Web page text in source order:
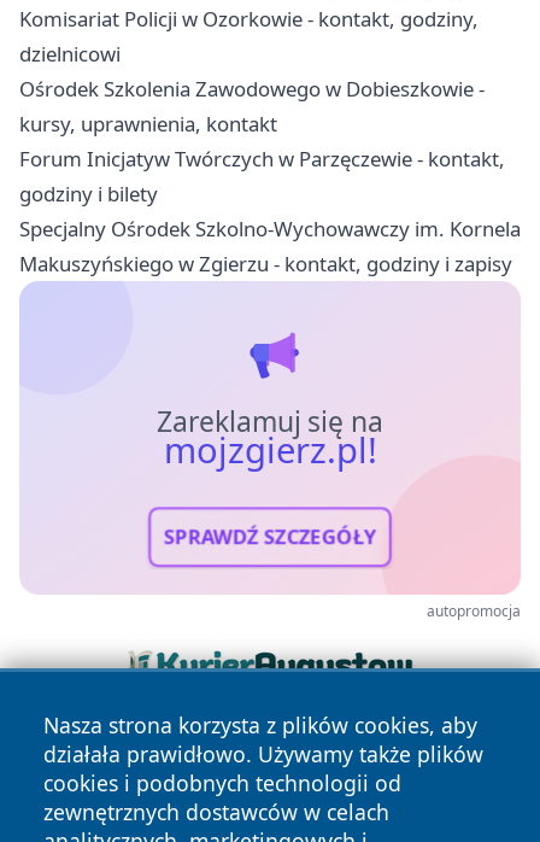
Komisariat Policji w Ozorkowie - kontakt, godziny,
dzielnicowi
Ośrodek Szkolenia Zawodowego w Dobieszkowie -
kursy, uprawnienia, kontakt
Forum Inicjatyw Twórczych w Parzęczewie - kontakt,
godziny i bilety
Specjalny Ośrodek Szkolno-Wychowawczy im. Kornela
Makuszyńskiego w Zgierzu - kontakt, godziny i zapisy
Zareklamuj się na
mojzgierz.pl!
SPRAWDŹ SZCZEGÓŁY
autopromocja
Nasza strona korzysta z plików cookies, aby
działała prawidłowo. Używamy także plików
cookies i podobnych technologii od
zewnętrznych dostawców w celach